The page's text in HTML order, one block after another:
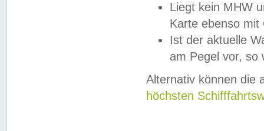
Liegt kein MHW
Karte ebenso mit
Ist der aktuelle
am Pegel vor,
Alternativ können die
höchsten